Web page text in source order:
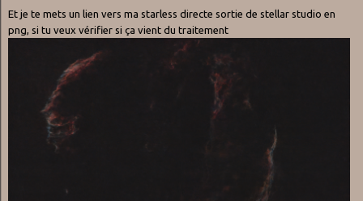
Et je te mets un lien vers ma starless directe sortie de stellar studio en
png, si tu veux vérifier si ça vient du traitement